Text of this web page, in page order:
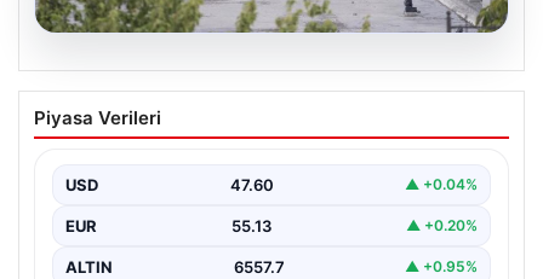
Etimesgut Belediyesi’nde Geniş
Kapsamlı Soruşturma: Başkan
Çıktı
Ankara'nın Etimesgut ilçesinde bulunan belediyeye
yönelik yürütülen kapsamlı soruşturma kapsamında
Piyasa Verileri
USD 47.60 ▲ +0.04%
EUR 55.13 ▲ +0.20%
ALTIN 6557.7 ▲ +0.95%